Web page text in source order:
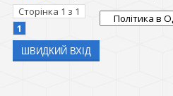
Сторінка 1 з 1
1